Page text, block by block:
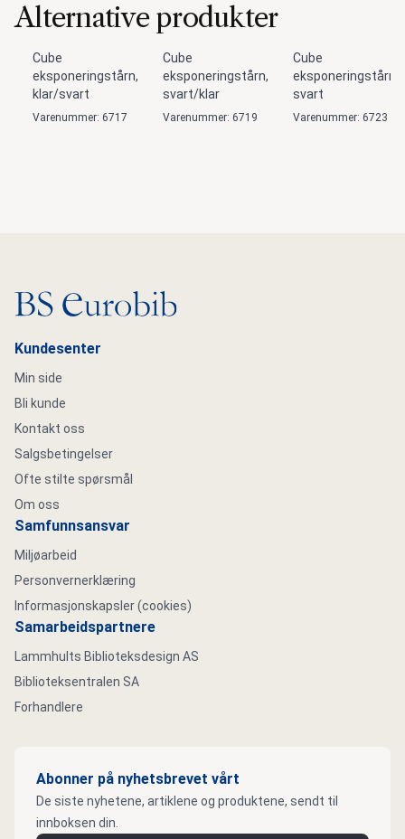
Alternative produkter
Cube
eksponeringstårn,
klar/svart
Varenummer: 6717
Cube
eksponeringstårn,
svart/klar
Varenummer: 6719
Cube
eksponeringstårn,
svart
Varenummer: 6723
Gå til hovedsiden
Kundesenter
Min side
Bli kunde
Kontakt oss
Salgsbetingelser
Ofte stilte spørsmål
Om oss
Samfunnsansvar
Miljøarbeid
Personvernerklæring
Informasjonskapsler (cookies)
Samarbeidspartnere
Lammhults Biblioteksdesign AS
Biblioteksentralen SA
Forhandlere
Abonner på nyhetsbrevet vårt
De siste nyhetene, artiklene og produktene, sendt til
innboksen din.